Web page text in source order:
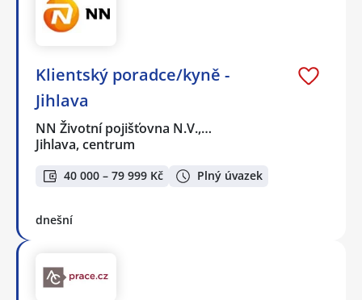
Klientský poradce/kyně -
Jihlava
NN Životní pojišťovna N.V.,…
Jihlava, centrum
40 000 – 79 999 Kč Plný úvazek
dnešní